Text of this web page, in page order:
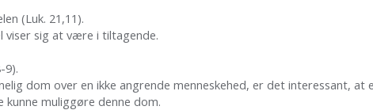
(Luk. 21,11).
sig at være i tiltagende.
9).
dom over en ikke angrende menneskehed, er det interessant,
muliggøre denne dom.